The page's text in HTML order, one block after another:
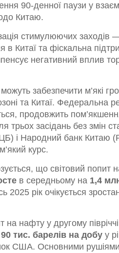
90-денної паузи у
Китаю.
стимулюючих заходів
в Китаї та фіскальна
негативний вплив
забезпечити м’які
та Китаї. Федеральна
продовжить
трьох засідань без змін
і Народний банк Китаю
курс.
що світовий попит
в середньому на 1,4
2025 рік очікується
нафту у другому
90 тис. барелів на добу у
США. Основними рушіями